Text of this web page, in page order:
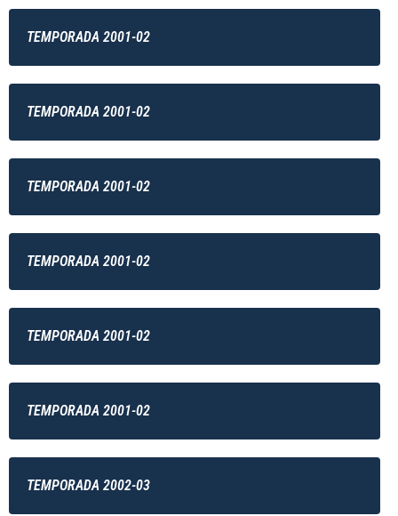
TEMPORADA 2001-02
TEMPORADA 2001-02
TEMPORADA 2001-02
TEMPORADA 2001-02
TEMPORADA 2001-02
TEMPORADA 2001-02
TEMPORADA 2002-03